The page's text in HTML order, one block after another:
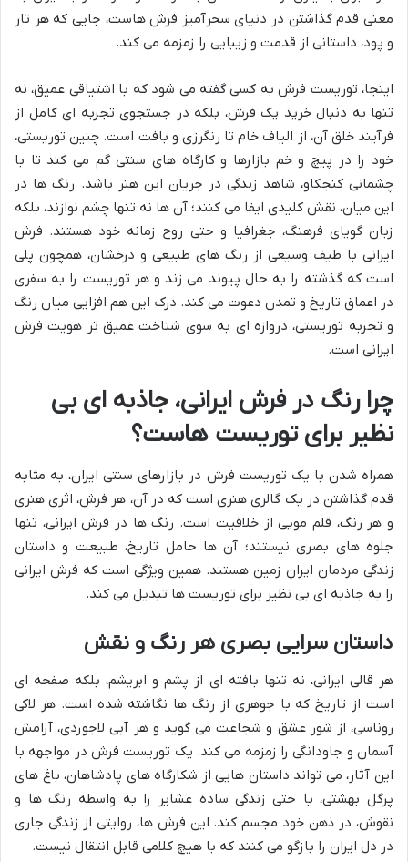
معنی قدم گذاشتن در دنیای سحرآمیز فرش هاست، جایی که هر تار
و پود، داستانی از قدمت و زیبایی را زمزمه می کند.
اینجا، توریست فرش به کسی گفته می شود که با اشتیاقی عمیق، نه
تنها به دنبال خرید یک فرش، بلکه در جستجوی تجربه ای کامل از
فرآیند خلق آن، از الیاف خام تا رنگرزی و بافت است. چنین توریستی،
خود را در پیچ و خم بازارها و کارگاه های سنتی گم می کند تا با
چشمانی کنجکاو، شاهد زندگی در جریان این هنر باشد. رنگ ها در
این میان، نقش کلیدی ایفا می کنند؛ آن ها نه تنها چشم نوازند، بلکه
زبان گویای فرهنگ، جغرافیا و حتی روح زمانه خود هستند. فرش
ایرانی با طیف وسیعی از رنگ های طبیعی و درخشان، همچون پلی
است که گذشته را به حال پیوند می زند و هر توریست را به سفری
در اعماق تاریخ و تمدن دعوت می کند. درک این هم افزایی میان رنگ
و تجربه توریستی، دروازه ای به سوی شناخت عمیق تر هویت فرش
ایرانی است.
چرا رنگ در فرش ایرانی، جاذبه ای بی
نظیر برای توریست هاست؟
همراه شدن با یک توریست فرش در بازارهای سنتی ایران، به مثابه
قدم گذاشتن در یک گالری هنری است که در آن، هر فرش، اثری هنری
و هر رنگ، قلم مویی از خلاقیت است. رنگ ها در فرش ایرانی، تنها
جلوه های بصری نیستند؛ آن ها حامل تاریخ، طبیعت و داستان
زندگی مردمان ایران زمین هستند. همین ویژگی است که فرش ایرانی
را به جاذبه ای بی نظیر برای توریست ها تبدیل می کند.
داستان سرایی بصری هر رنگ و نقش
هر قالی ایرانی، نه تنها بافته ای از پشم و ابریشم، بلکه صفحه ای
است از تاریخ که با جوهری از رنگ ها نگاشته شده است. هر لاکی
روناسی، از شور عشق و شجاعت می گوید و هر آبی لاجوردی، آرامش
آسمان و جاودانگی را زمزمه می کند. یک توریست فرش در مواجهه با
این آثار، می تواند داستان هایی از شکارگاه های پادشاهان، باغ های
پرگل بهشتی، یا حتی زندگی ساده عشایر را به واسطه رنگ ها و
نقوش، در ذهن خود مجسم کند. این فرش ها، روایتی از زندگی جاری
در دل ایران را بازگو می کنند که با هیچ کلامی قابل انتقال نیست.